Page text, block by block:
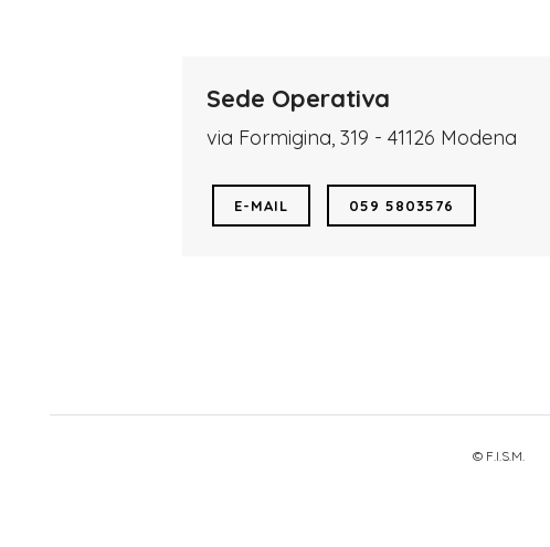
Sede Operativa
via Formigina, 319 - 41126 Modena
E-MAIL 059 5803576
© F.I.S.M.